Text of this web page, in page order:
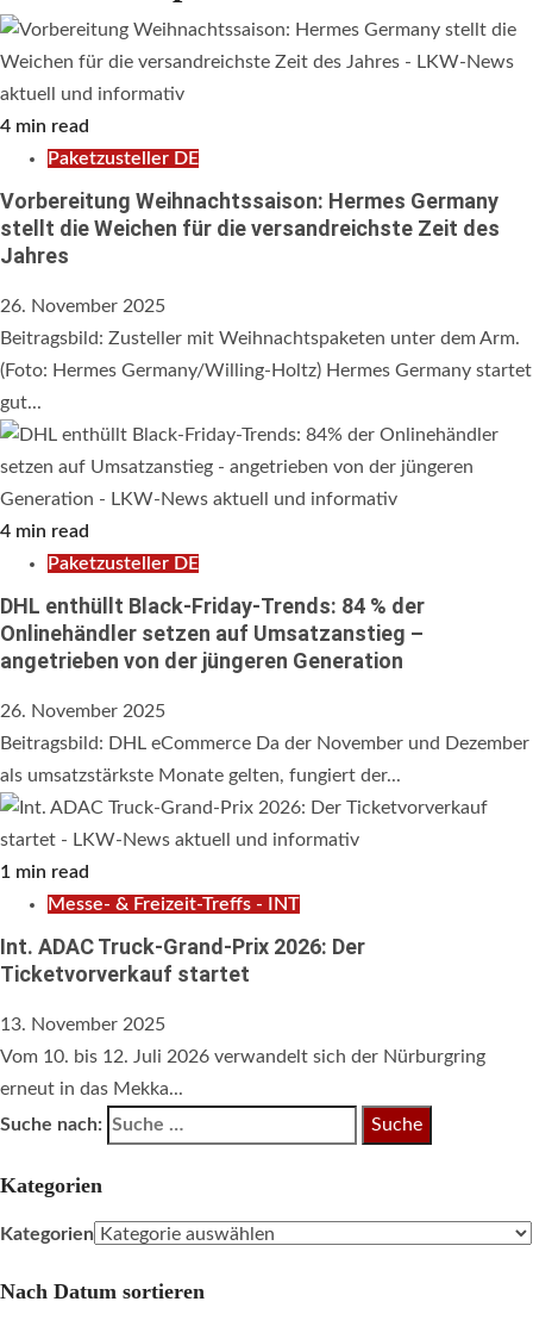
4 min read
Paketzusteller DE
Vorbereitung Weihnachtssaison: Hermes Germany
stellt die Weichen für die versandreichste Zeit des
Jahres
26. November 2025
Beitragsbild: Zusteller mit Weihnachtspaketen unter dem Arm.
(Foto: Hermes Germany/Willing-Holtz) Hermes Germany startet
gut...
4 min read
Paketzusteller DE
DHL enthüllt Black-Friday-Trends: 84 % der
Onlinehändler setzen auf Umsatzanstieg –
angetrieben von der jüngeren Generation
26. November 2025
Beitragsbild: DHL eCommerce Da der November und Dezember
als umsatzstärkste Monate gelten, fungiert der...
1 min read
Messe- & Freizeit-Treffs - INT
Int. ADAC Truck-Grand-Prix 2026: Der
Ticketvorverkauf startet
13. November 2025
Vom 10. bis 12. Juli 2026 verwandelt sich der Nürburgring
erneut in das Mekka...
Suche nach:
Kategorien
Kategorien
Nach Datum sortieren